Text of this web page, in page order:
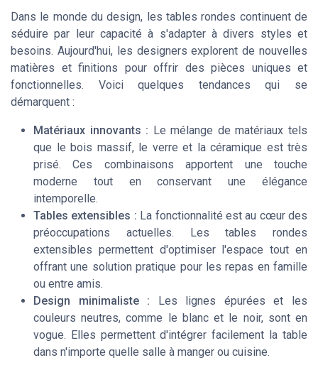
Dans le monde du design, les tables rondes continuent de
séduire par leur capacité à s'adapter à divers styles et
besoins. Aujourd'hui, les designers explorent de nouvelles
matières et finitions pour offrir des pièces uniques et
fonctionnelles. Voici quelques tendances qui se
démarquent :
Matériaux innovants : Le mélange de matériaux tels
que le bois massif, le verre et la céramique est très
prisé. Ces combinaisons apportent une touche
moderne tout en conservant une élégance
intemporelle.
Tables extensibles : La fonctionnalité est au cœur des
préoccupations actuelles. Les tables rondes
extensibles permettent d'optimiser l'espace tout en
offrant une solution pratique pour les repas en famille
ou entre amis.
Design minimaliste : Les lignes épurées et les
couleurs neutres, comme le blanc et le noir, sont en
vogue. Elles permettent d'intégrer facilement la table
dans n'importe quelle salle à manger ou cuisine.